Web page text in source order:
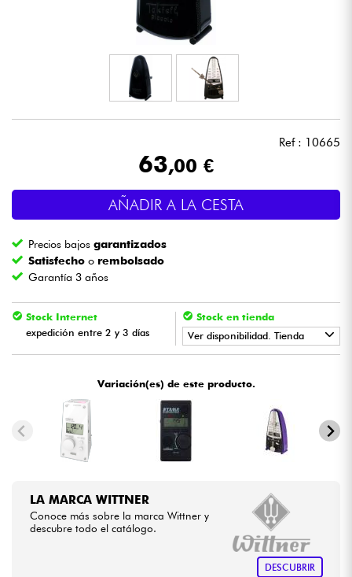
Sistemas de Sonido
Batería y percusión
Violines y cuarteto
Cables & Acces.
HiFi
Bundle
Ver nuestras marcas
Ref : 10665
63,00 €
AÑADIR A LA CESTA
Precios bajosgarantizados
Satisfecho o rembolsado
Garantía 3 años
Stock Internet
expedición entre 2 y 3 días
Stock en tienda
Ver disponibilidad. Tienda
•
• LILLE
• PARIS
MusicTOULOUSE
Variación(es) de este producto.
LA MARCA WITTNER
Conoce más sobre la marca Wittner y
descubre todo el catálogo.
DESCUBRIR